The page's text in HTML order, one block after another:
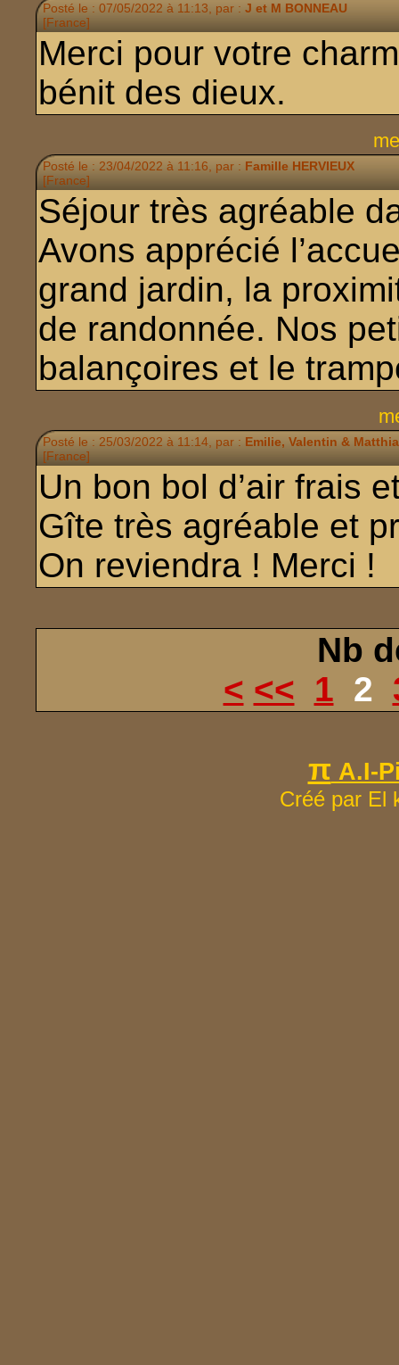
Posté le : 07/05/2022 à 11:13, par : J et M BONNEAU
[France]
Merci pour votre
bénit des dieux.
Posté le : 23/04/2022 à 11:16, par : Famille HERVIEUX
[France]
Séjour très agréable
Avons apprécié
grand jardin, la
de randonnée. Nos
balançoires et le
Posté le : 25/03/2022 à 11:14, par : Emilie, Valentin &
[France]
Un bon bol d’air frais
Gîte très agréable et
On reviendra ! Merci !
Nb
< << 1 2
π A.I-
Créé par El